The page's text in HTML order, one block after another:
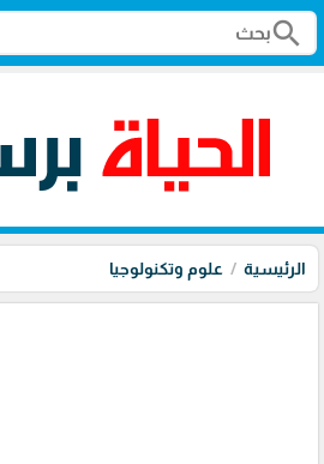
search
الرئيسية علوم وتكنولوجيا